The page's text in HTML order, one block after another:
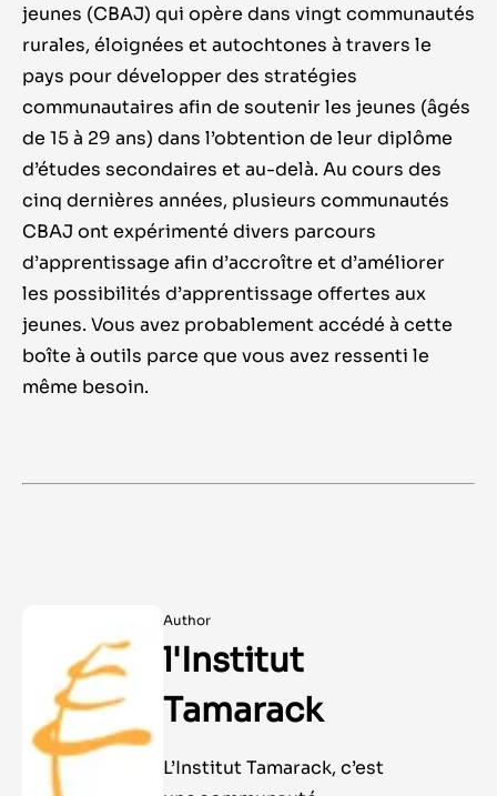
jeunes (CBAJ) qui opère dans vingt communautés
rurales, éloignées et autochtones à travers le
pays pour développer des stratégies
communautaires afin de soutenir les jeunes (âgés
de 15 à 29 ans) dans l’obtention de leur diplôme
d’études secondaires et au-delà. Au cours des
cinq dernières années, plusieurs communautés
CBAJ ont expérimenté divers parcours
d’apprentissage afin d’accroître et d’améliorer
les possibilités d’apprentissage offertes aux
jeunes. Vous avez probablement accédé à cette
boîte à outils parce que vous avez ressenti le
même besoin.
Author
l'Institut
Tamarack
L’Institut Tamarack, c’est